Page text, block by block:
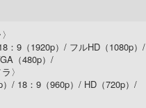
：9（1920p）/ フルHD（1080p）/
（480p）/
〉
）/ 18：9（960p）/ HD（720p）/